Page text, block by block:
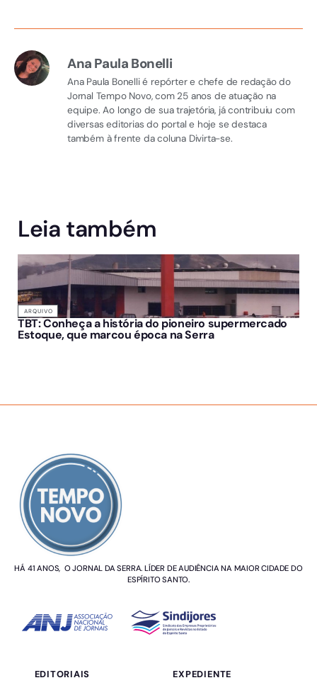
Ana Paula Bonelli
Ana Paula Bonelli é repórter e chefe de redação do
Jornal Tempo Novo, com 25 anos de atuação na
equipe. Ao longo de sua trajetória, já contribuiu com
diversas editorias do portal e hoje se destaca
também à frente da coluna Divirta-se.
Leia também
ARQUIVO
TBT: Conheça a história do pioneiro supermercado
Estoque, que marcou época na Serra
HÁ 41 ANOS, O JORNAL DA SERRA. LÍDER DE AUDIÊNCIA NA MAIOR CIDADE DO
ESPÍRITO SANTO.
EDITORIAIS EXPEDIENTE